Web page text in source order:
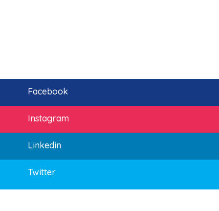
Facebook
Instagram
Linkedin
Twitter